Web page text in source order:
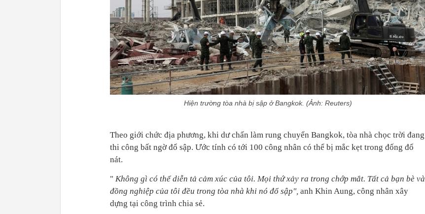
Hiện trường tòa nhà bị sập ở Bangkok. (Ảnh: Reuters)
Theo giới chức địa phương, khi dư chấn làm rung chuyển Bangkok, tòa nhà chọc trời đang
thi công bất ngờ đổ sập. Ước tính có tới 100 công nhân có thể bị mắc kẹt trong đống đổ
nát.
" Không gì có thể diễn tả cảm xúc của tôi. Mọi thứ xảy ra trong chớp mắt. Tất cả bạn bè và
đồng nghiệp của tôi đều trong tòa nhà khi nó đổ sập", anh Khin Aung, công nhân xây
dựng tại công trình chia sẻ.